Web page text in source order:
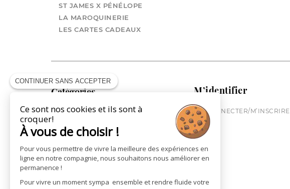
ST JAMES X PÉNÉLOPE
LA MAROQUINERIE
LES CARTES CADEAUX
Catégories
COLLECTION CAVALIÈRE
COLLECTION CHEVAL
COLLECTION VILLE
ST JAMES X PÉNÉLOPE
LA MAROQUINERIE
M’identifier
ME CONNECTER/M’INSCRIRE
CONTINUER SANS ACCEPTER
Ce sont nos cookies et ils sont à
croquer!
À vous de choisir !
Pour vous permettre de vivre la meilleure des expériences en
ligne en notre compagnie, nous souhaitons nous améliorer en
permanence !
Pour vivre un moment sympa ensemble et rendre fluide votre